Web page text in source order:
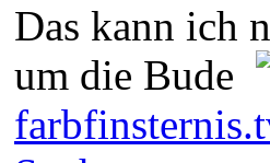
Das kann ich
um die Bude